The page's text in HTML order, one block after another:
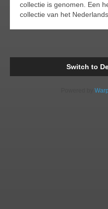
collectie is genomen. Een
collectie van het
Switch to